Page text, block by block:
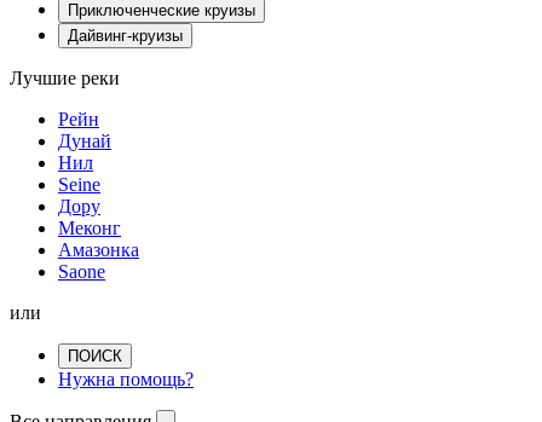
Приключенческие круизы
Дайвинг-круизы
Лучшие реки
Рейн
Дунай
Нил
Seine
Дору
Меконг
Амазонка
Saone
или
ПОИСК
Нужна помощь?